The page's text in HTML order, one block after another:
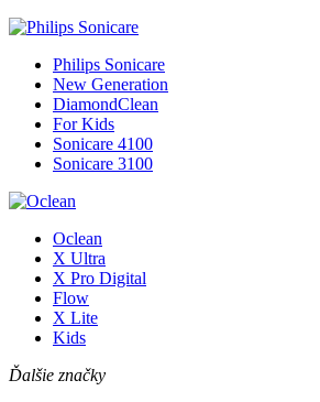
Philips Sonicare
New Generation
DiamondClean
For Kids
Sonicare 4100
Sonicare 3100
Oclean
X Ultra
X Pro Digital
Flow
X Lite
Kids
Ďalšie značky